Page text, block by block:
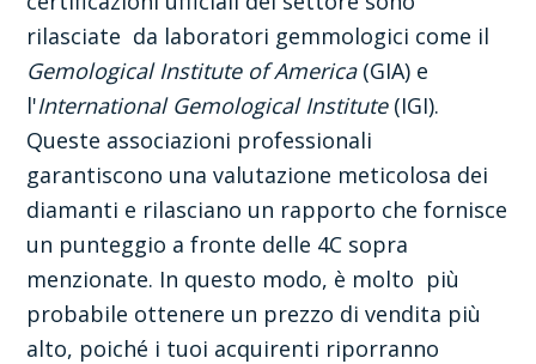
rilasciate da laboratori gemmologici come il
Gemological Institute of America(GIA) e
l'International Gemological Institute(IGI).
Queste associazioni professionali
garantiscono una valutazione meticolosa dei
diamanti e rilasciano un rapporto che fornisce
un punteggio a fronte delle 4C sopra
menzionate. In questo modo, è molto più
probabile ottenere un prezzo di vendita più
alto, poiché i tuoi acquirenti riporranno